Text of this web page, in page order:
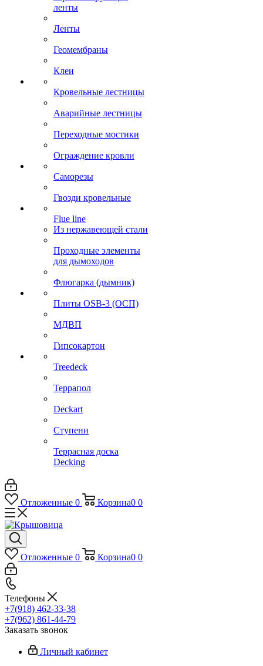
ленты
Ленты
Геомембраны
Клеи
Кровельные лестницы
Аварийные лестницы
Переходные мостики
Ограждение кровли
Саморезы
Гвозди кровельные
Flue line
Из нержавеющей стали
Проходные элементы
для дымоходов
Флюгарка (дымник)
Плиты OSB-3 (ОСП)
МДВП
Гипсокартон
Treedeck
Террапол
Deckart
Ступени
Террасная доска
Decking
Отложенные 0 Корзина0 0
Отложенные 0 Корзина0 0
Телефоны
+7(918) 462-33-38
+7(962) 861-44-79
Заказать звонок
Личный кабинет